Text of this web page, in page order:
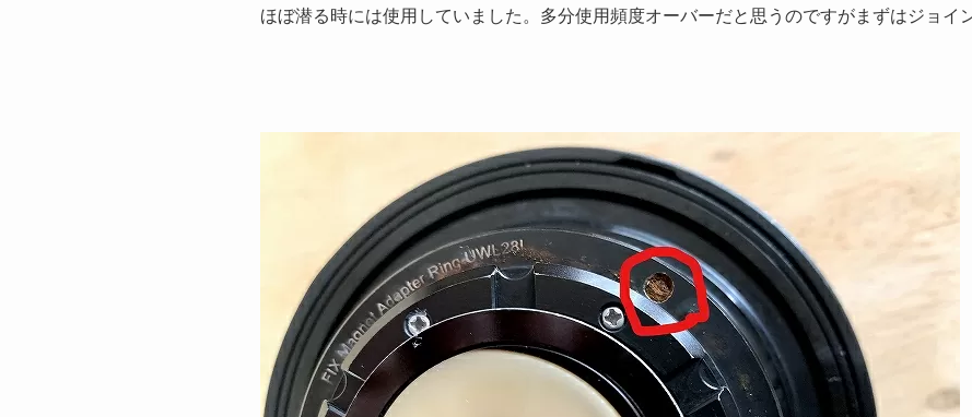
ほぼ潜る時には使用していました。多分使用頻度オーバーだと思うのですがまずはジョイ